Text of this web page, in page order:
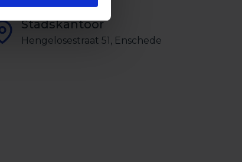
Stadskantoor
Hengelosestraat 51, Enschede